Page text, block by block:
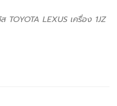
TOYOTA LEXUS เครื่อง 1JZ